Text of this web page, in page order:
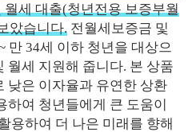
세 대출(청년전용 보증부월
았습니다. 전월세보증금 및
만 34세 이하 청년을 대상으
월세 지원해 줍니다. 본 상품
낮은 이자율과 유연한 상환
하여 청년들에게 큰 도움이
용하여 더 나은 미래를 향해